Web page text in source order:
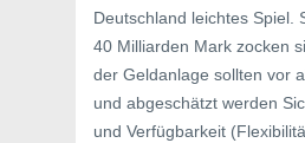
Deutschland leichtes Spiel.
40 Milliarden Mark zocken
der Geldanlage sollten vor
und abgeschätzt werden
und Verfügbarkeit